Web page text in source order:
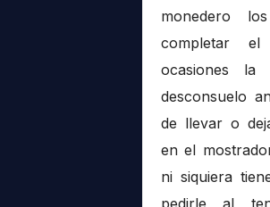
monedero
completar
ocasiones la
desconsuelo
de llevar o
en el
ni siquiera